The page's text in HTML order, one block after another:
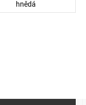
hnědá